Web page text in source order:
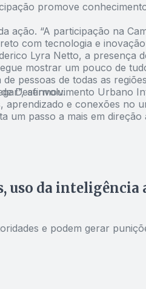
promove
“A participação na
com tecnologia e
Lyra Netto, a presença
mostrar um pouco de
pessoas de todas as
afirmou.
Desenvolvimento Urbano
e conexões no
passo a mais em direção
uso da
e podem gerar